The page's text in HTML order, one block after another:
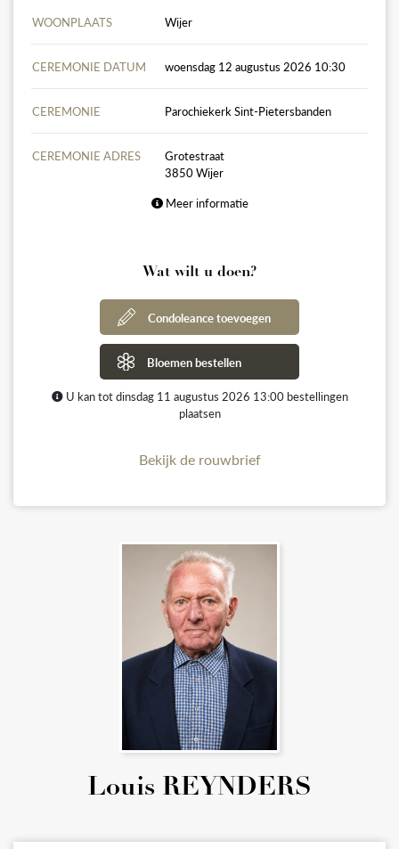
WOONPLAATS Wijer
CEREMONIE DATUM woensdag 12 augustus 2026 10:30
CEREMONIE Parochiekerk Sint-Pietersbanden
CEREMONIE ADRES
Grotestraat
3850 Wijer
Meer informatie
Wat wilt u doen?
Condoleance toevoegen
Bloemen bestellen
U kan tot dinsdag 11 augustus 2026 13:00 bestellingen
plaatsen
Bekijk de rouwbrief
Louis REYNDERS